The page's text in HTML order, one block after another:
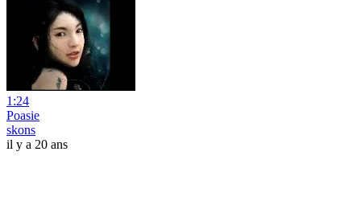
1:24
Poasie
skons
il y a 20 ans